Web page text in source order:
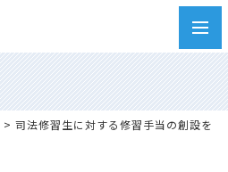
> 司法修習生に対する修習手当の創設を